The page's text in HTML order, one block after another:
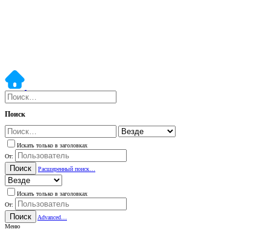
Поиск
Искать только в заголовках
От:
Поиск Расширенный поиск…
Искать только в заголовках
От:
Поиск
Advanced…
Меню